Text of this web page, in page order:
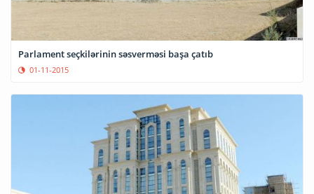
Parlament seçkilərinin səsverməsi başa çatıb
01-11-2015